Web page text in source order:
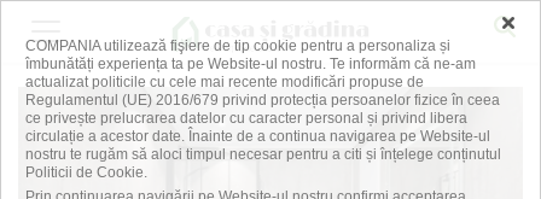
×
COMPANIA utilizează fişiere de tip cookie pentru a personaliza și
îmbunătăți experiența ta pe Website-ul nostru. Te informăm că ne-am
actualizat politicile cu cele mai recente modificări propuse de
Regulamentul (UE) 2016/679 privind protecția persoanelor fizice în ceea
ce privește prelucrarea datelor cu caracter personal și privind libera
circulație a acestor date. Înainte de a continua navigarea pe Website-ul
nostru te rugăm să aloci timpul necesar pentru a citi și înțelege conținutul
Politicii de Cookie.